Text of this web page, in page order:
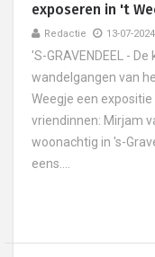
exposeren in 't
Redactie 13-07-2024
'S-GRAVENDEEL -
wandelgangen van
Weegje een
vriendinnen: Mirjam
woonachtig in 's-
eens....